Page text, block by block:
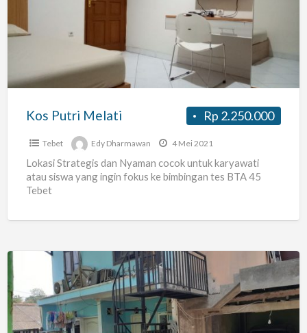
Rp 2.250.000
Kos Putri Melati
Tebet Edy Dharmawan 4 Mei 2021
Lokasi Strategis dan Nyaman cocok untuk karyawati
atau siswa yang ingin fokus ke bimbingan tes BTA 45
Tebet
Rinzani
kost